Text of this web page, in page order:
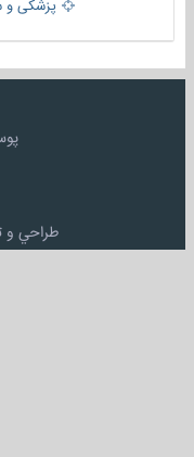
پزشکی و
طراحي و